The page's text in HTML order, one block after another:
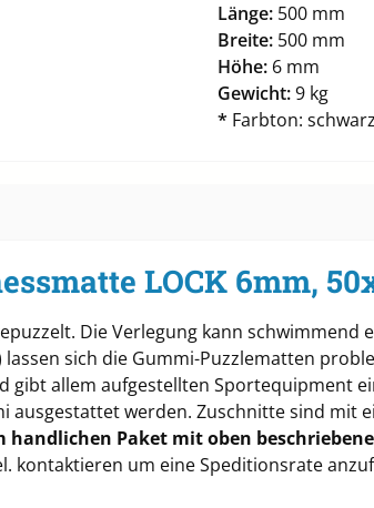
Länge: 500 mm
Breite: 500 mm
Höhe: 6 mm
Gewicht:9 kg
* Farbton: schwarz
LOCK 6mm,
Die Verlegung kann schwimmend
sich die Gummi-Puzzlematten
gibt allem aufgestellten Sportequipment
werden. Zuschnitte sind mit
Paket mit oben
kontaktieren um eine Speditionsrate